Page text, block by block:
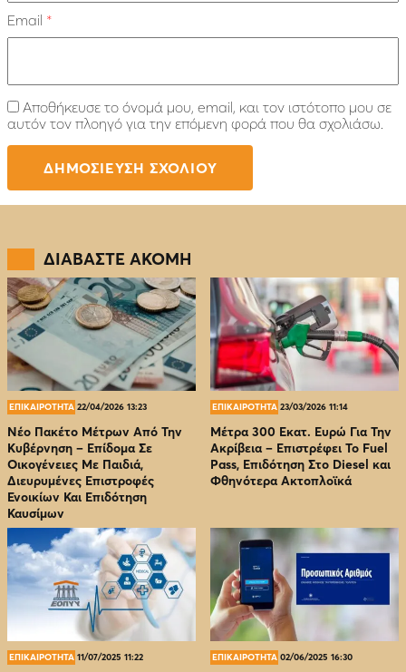
Email *
Αποθήκευσε το όνομά μου, email, και τον ιστότοπο μου σε
αυτόν τον πλοηγό για την επόμενη φορά που θα σχολιάσω.
ΔΙΑΒΑΣΤΕ ΑΚΟΜΗ
ΕΠΙΚΑΙΡΟΤΗΤΑ 22/04/2026 13:23
Νέο Πακέτο Μέτρων Από Την
Κυβέρνηση – Επίδομα Σε
Οικογένειες Με Παιδιά,
Διευρυμένες Επιστροφές
Ενοικίων Και Επιδότηση
Καυσίμων
ΕΠΙΚΑΙΡΟΤΗΤΑ 23/03/2026 11:14
Μέτρα 300 Εκατ. Ευρώ Για Την
Ακρίβεια – Επιστρέφει Το Fuel
Pass, Επιδότηση Στο Diesel και
Φθηνότερα Ακτοπλοϊκά
ΕΠΙΚΑΙΡΟΤΗΤΑ 11/07/2025 11:22 ΕΠΙΚΑΙΡΟΤΗΤΑ 02/06/2025 16:30